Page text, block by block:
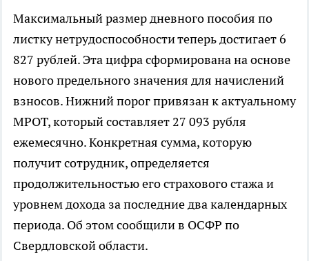
Максимальный размер дневного пособия по
листку нетрудоспособности теперь достигает 6
827 рублей. Эта цифра сформирована на основе
нового предельного значения для начислений
взносов. Нижний порог привязан к актуальному
МРОТ, который составляет 27 093 рубля
ежемесячно. Конкретная сумма, которую
получит сотрудник, определяется
продолжительностью его страхового стажа и
уровнем дохода за последние два календарных
периода. Об этом сообщили в ОСФР по
Свердловской области.